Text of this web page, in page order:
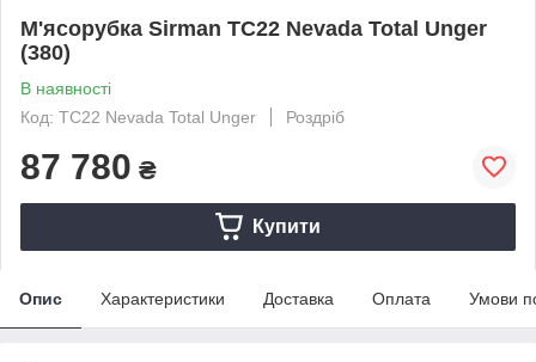
М'ясорубка Sirman TC22 Nevada Total Unger
(380)
В наявності
Код: TC22 Nevada Total Unger
Роздріб
87 780 ₴
Купити
Опис Характеристики Доставка Оплата Умови